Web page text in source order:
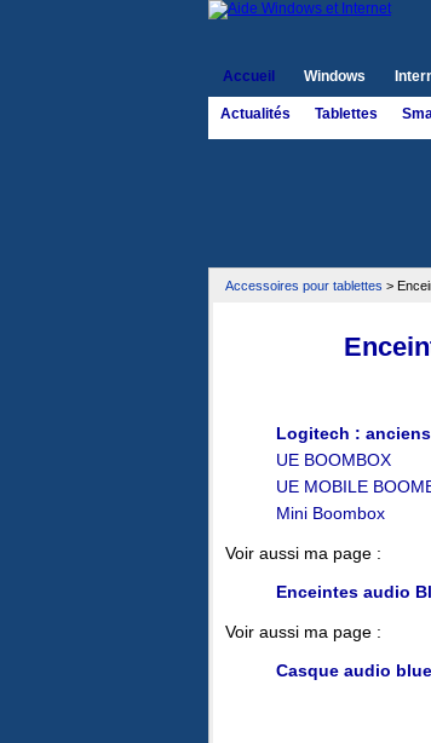
Accueil Windows
Actualités Tablettes
Accessoires pour tablettes >
Logitech :
UE BOOMBOX
UE MOBILE
Mini Boombox
Voir aussi ma page :
Enceintes audio
Voir aussi ma page :
Casque audio